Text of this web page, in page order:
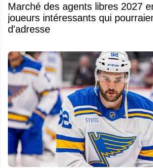
Marché des agents libres 2027
joueurs intéressants qui
d'adresse